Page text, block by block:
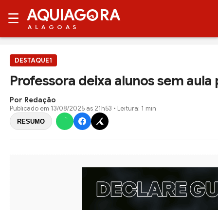
☰ AQUIAG RA
ALAGOAS
DESTAQUE1
Professora deixa alunos sem
Por Redação
Publicado em 13/08/2025 às 21h53 • Leitura: 1 min
RESUMO